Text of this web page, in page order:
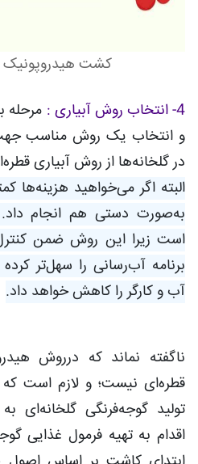
کشت هیدروپونیک
4- انتخاب روش آبیاری :
و انتخاب یک روش مناسب جهت
در گلخانه‌ها از روش آبیاری
البته اگر می‌خواهید هزینه‌ها
به‌صورت دستی هم انجام داد.
است زیرا این روش ضمن
برنامه آب‌رسانی را سهل‌تر
آب و کارگر را کاهش خواهد داد.
ناگفته نماند که درروش
قطره‌ای نیست؛ و لازم است
تولید گوجه‌فرنگی گلخانه‌ای
اقدام به تهیه فرمول غذایی